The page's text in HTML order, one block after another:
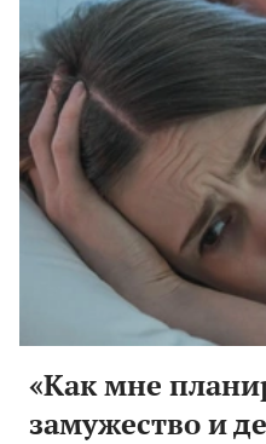
«Как мне
замужество и